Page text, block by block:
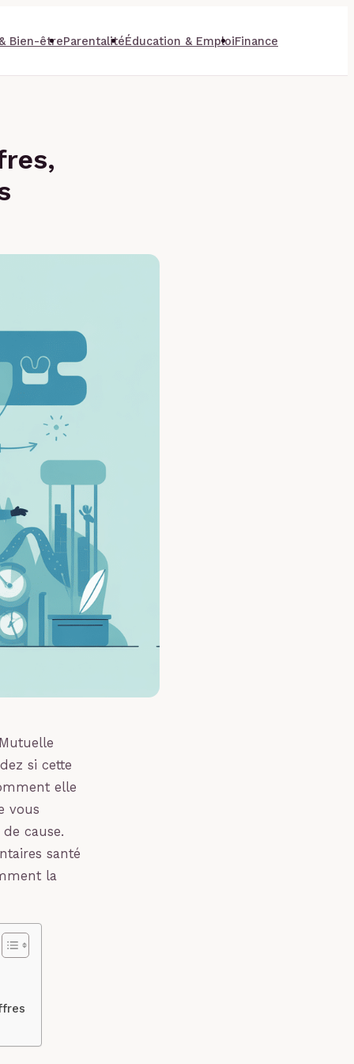
Bien-êtreParentalitéÉducation & EmploiFinance
si cette
elle
vous
cause.
santé
la